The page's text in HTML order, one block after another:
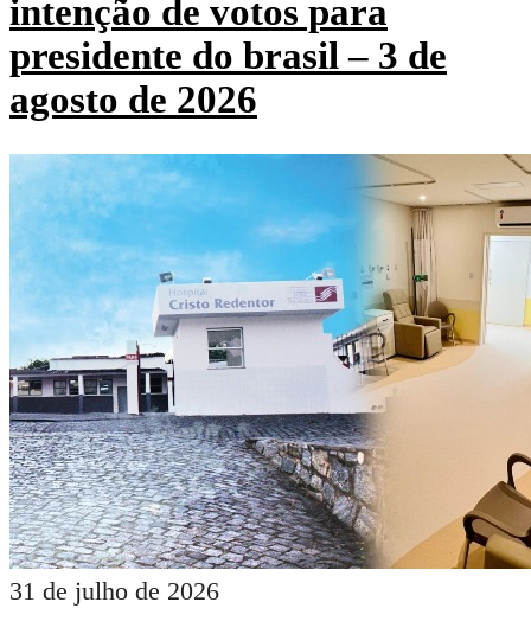
intenção de votos para
presidente do brasil – 3 de
agosto de 2026
31 de julho de 2026